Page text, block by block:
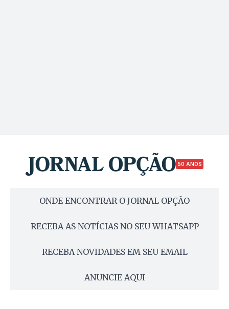
50 ANOS
ONDE ENCONTRAR O JORNAL OPÇÃO
RECEBA AS NOTÍCIAS NO SEU WHATSAPP
RECEBA NOVIDADES EM SEU EMAIL
ANUNCIE AQUI